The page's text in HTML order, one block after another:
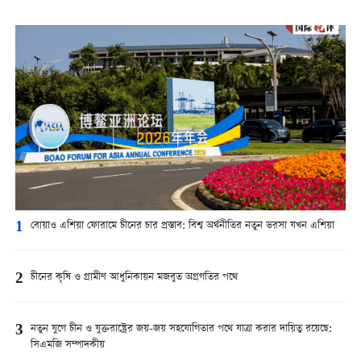
1 বোয়াও এশিয়া ফোরামে চীনের চার প্রস্তাব: বিশ্ব অর্থনীতির নতুন ভরসা যখন এশিয়া
2 চীনের কৃষি ও গ্রামীণ আধুনিকায়ন মজবুত অগ্রগতির পথে
3 নতুন যুগে চীন ও যুক্তরাষ্ট্রের জয়-জয় সহযোগিতার পথে যাত্রা করার দায়িত্ব রয়েছে:
সিএমজি সম্পাদকীয়